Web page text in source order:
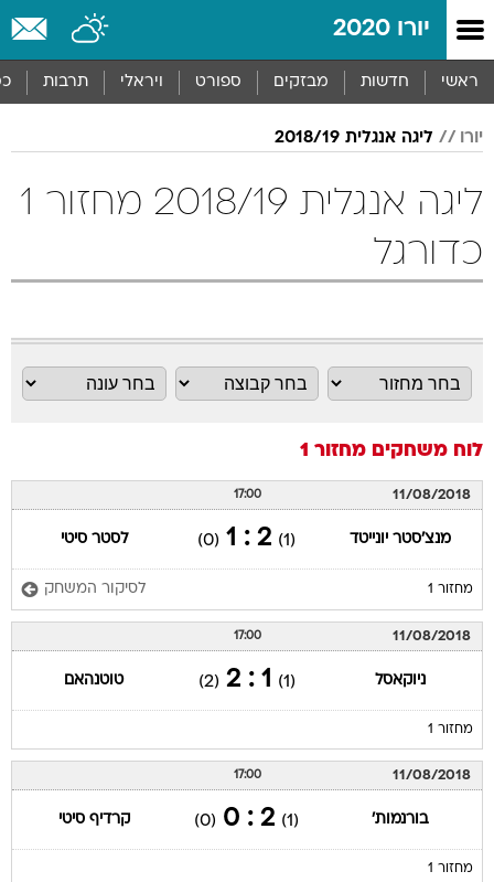
יורו 2020
ראשי חדשות מבזקים ספורט ויראלי תרבות
יורו ליגה אנגלית 2018/19
ליגה אנגלית 2018/19 מחזור 1
כדורגל
לוח משחקים מחזור 1
11/08/2018
17:00
מנצ'סטר יונייטד (1)
2 : 1
(0) לסטר סיטי
מחזור 1 לסיקור המשחק
11/08/2018
17:00
ניוקאסל (1)
1 : 2
(2) טוטנהאם
מחזור 1
11/08/2018
17:00
בורנמות' (1)
2 : 0
(0) קרדיף סיטי
מחזור 1